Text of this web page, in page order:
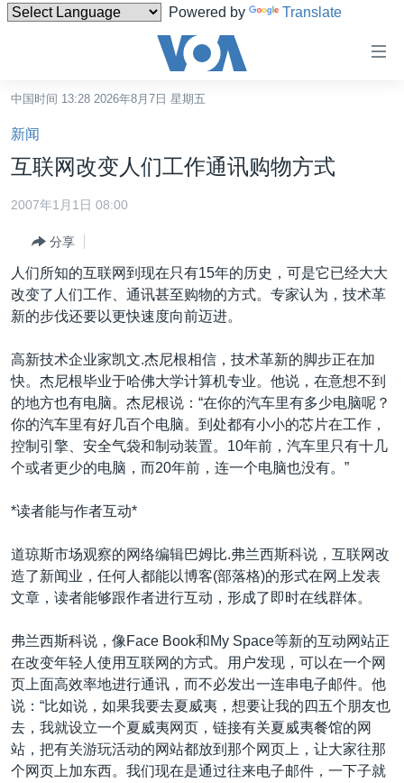
Powered by Translate
碍
链
接
跳
转
跳
转
导
航
到
检
中国
港澳
国际
最新国际新闻
中东
欧洲
非洲
美洲
全球议题
分类新闻
人权·法律·宗教
科教·文娱·体健
军事
劳工
环境
热点专题
白宫要闻
国会报道
美中关系
美国建国250周年
美国之音专访
重要讲话与声明
台海两岸关系
南中国海争端
关注西藏
关注新疆
GEN Z 看美国
VOA视频
VOA今日焦点
中文广播
关注我们
其他语言网站
中国时间 13:28 2026年8月7日 星期五
新闻
互联网改变人们工作通讯购物方式
2007年1月1日 08:00
分享
人们所知的互联网到现在只有15年的历史，可是它已经大大
改变了人们工作、通讯甚至购物的方式。专家认为，技术革
新的步伐还要以更快速度向前迈进。
高新技术企业家凯文.杰尼根相信，技术革新的脚步正在加
快。杰尼根毕业于哈佛大学计算机专业。他说，在意想不到
的地方也有电脑。杰尼根说：“在你的汽车里有多少电脑呢？
你的汽车里有好几百个电脑。到处都有小小的芯片在工作，
控制引擎、安全气袋和制动装置。10年前，汽车里只有十几
个或者更少的电脑，而20年前，连一个电脑也没有。”
*读者能与作者互动*
道琼斯市场观察的网络编辑巴姆比.弗兰西斯科说，互联网改
造了新闻业，任何人都能以博客(部落格)的形式在网上发表
文章，读者能够跟作者进行互动，形成了即时在线群体。
弗兰西斯科说，像Face Book和My Space等新的互动网站正
在改变年轻人使用互联网的方式。用户发现，可以在一个网
页上面高效率地进行通讯，而不必发出一连串电子邮件。他
说：“比如说，如果我要去夏威夷，想要让我的四五个朋友也
去，我就设立一个夏威夷网页，链接有关夏威夷餐馆的网
站，把有关游玩活动的网站都放到那个网页上，让大家往那
个网页上加东西。我们现在是通过往来电子邮件，一下子就